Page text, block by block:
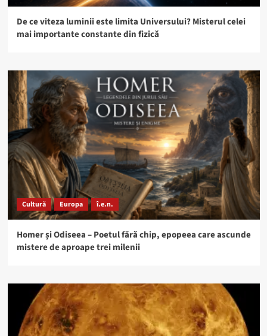
De ce viteza luminii este limita Universului? Misterul celei
mai importante constante din fizică
Cultură Europa î.e.n.
Homer și Odiseea – Poetul fără chip, epopeea care ascunde
mistere de aproape trei milenii